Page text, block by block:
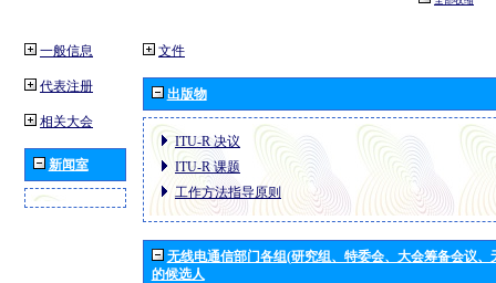
一般信息
代表注册
相关大会
新闻室
文件
出版物
ITU-R 决议
ITU-R 课题
工作方法指导原则
无线电通信部门各组(研究组、特委会、大会筹备会议
的候选人